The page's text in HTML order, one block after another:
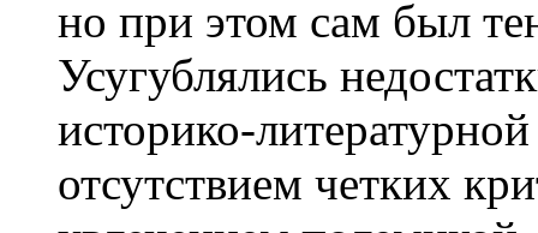
но при этом сам был
Усугублялись
историко-
отсутствием четких